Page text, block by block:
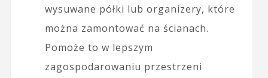
wysuwane półki lub organizery, które
można zamontować na ścianach.
Pomoże to w lepszym
zagospodarowaniu przestrzeni